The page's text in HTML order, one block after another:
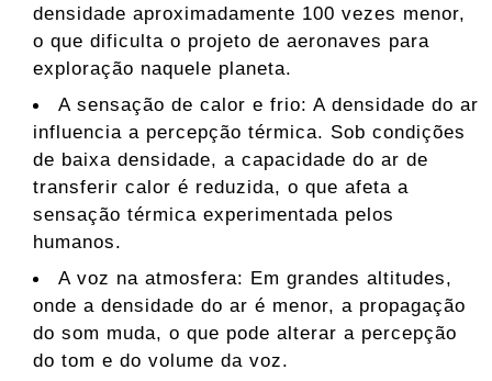
densidade aproximadamente 100 vezes menor,
o que dificulta o projeto de aeronaves para
exploração naquele planeta.
A sensação de calor e frio: A densidade do ar
influencia a percepção térmica. Sob condições
de baixa densidade, a capacidade do ar de
transferir calor é reduzida, o que afeta a
sensação térmica experimentada pelos
humanos.
A voz na atmosfera: Em grandes altitudes,
onde a densidade do ar é menor, a propagação
do som muda, o que pode alterar a percepção
do tom e do volume da voz.